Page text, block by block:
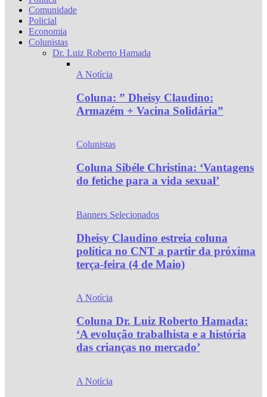
Comunidade
Policial
Economia
Colunistas
Dr. Luiz Roberto Hamada
A Notícia
Coluna: ” Dheisy Claudino:
Armazém + Vacina Solidária”
Colunistas
Coluna Sibéle Christina: ‘Vantagens
do fetiche para a vida sexual’
Banners Selecionados
Dheisy Claudino estreia coluna
política no CNT a partir da próxima
terça-feira (4 de Maio)
A Notícia
Coluna Dr. Luiz Roberto Hamada:
‘A evolução trabalhista e a história
das crianças no mercado’
A Notícia